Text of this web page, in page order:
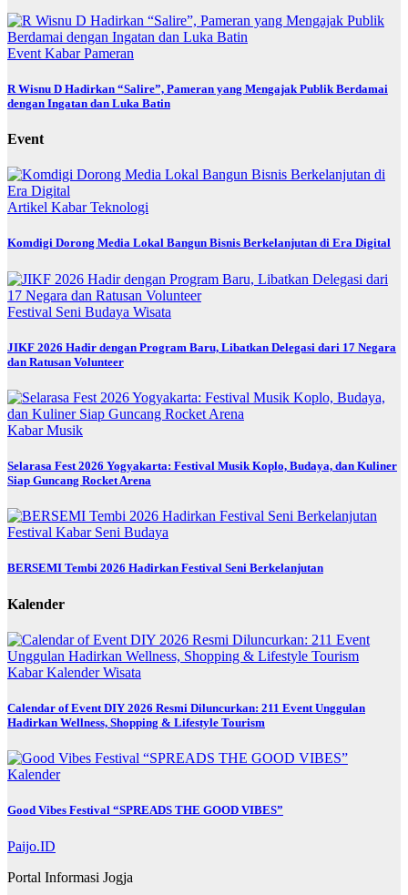
Event KabarPameran
R Wisnu D Hadirkan “Salire”, Pameran yang Mengajak Publik Berdamai
dengan Ingatan dan Luka Batin
Event
Artikel KabarTeknologi
Komdigi Dorong Media Lokal Bangun Bisnis Berkelanjutan di Era Digital
Festival Seni Budaya Wisata
JIKF 2026 Hadir dengan Program Baru, Libatkan Delegasi dari 17 Negara
dan Ratusan Volunteer
KabarMusik
Selarasa Fest 2026 Yogyakarta: Festival Musik Koplo, Budaya, dan Kuliner
Siap Guncang Rocket Arena
Festival Kabar Seni Budaya
BERSEMI Tembi 2026 Hadirkan Festival Seni Berkelanjutan
Kalender
KabarKalenderWisata
Calendar of Event DIY 2026 Resmi Diluncurkan: 211 Event Unggulan
Hadirkan Wellness, Shopping & Lifestyle Tourism
Kalender
Good Vibes Festival “SPREADS THE GOOD VIBES”
Paijo.ID
Portal Informasi Jogja